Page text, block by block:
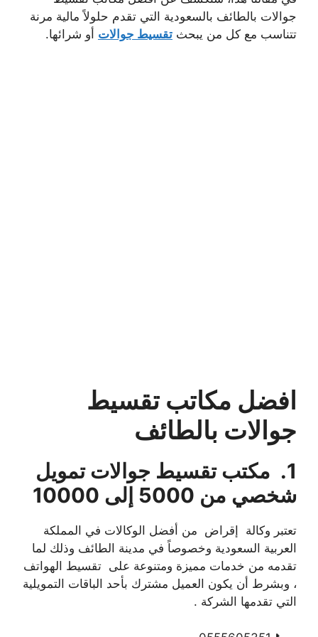
جوالات بالطائف بالسعودية التي تقدم حلولاً مالية مرنة
تتناسب مع كل من يبحث تقسيط جوالات أو شرائها.
افضل مكاتب تقسيط
جوالات بالطائف
1. مكتب تقسيط جوالات تمويل
شخصي من 5000 إلى 10000
تعتبر وكالة إقراض من أفضل الوكالات في المملكة
العربية السعودية وخصوصاً في مدينة الطائف وذلك لما
تقدمه من خدمات مميزة ومتنوعة على تقسيط الهواتف
، وبشرط أن يكون العميل مشترك بأحد الباقات التمويلية
التي تقدمها الشركة .